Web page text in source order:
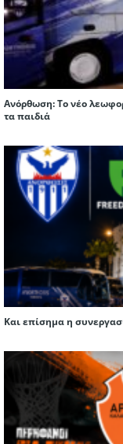
Ανόρθωση: Το νέο
τα παιδιά
Και επίσημα η